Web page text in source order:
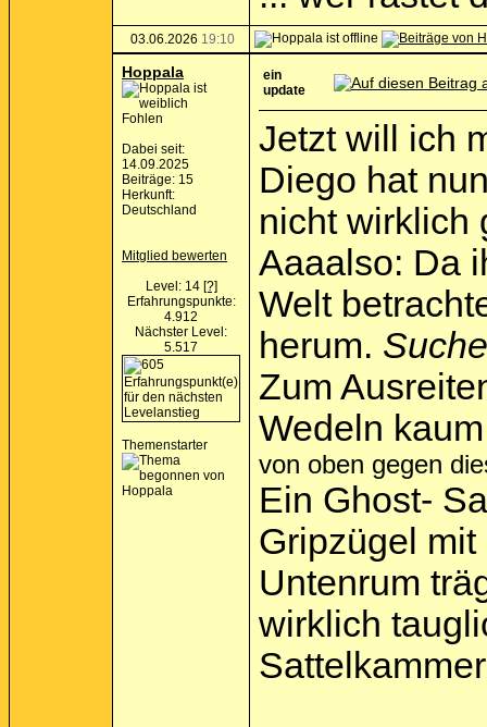
03.06.2026 19:10
Hoppala
Fohlen
Dabei seit:
14.09.2025
Beiträge: 15
Herkunft:
Deutschland
Mitglied bewerten
Level: 14 [?]
Erfahrungspunkte:
4.912
Nächster Level:
5.517
Themenstarter
ein
update
Jetzt will ich
Diego hat
nicht wirklich
Aaaalso: Da
Welt
herum.
Zum
Wedeln
von oben gegen
Ein Ghost-
Gripzügel
Untenrum
wirklich